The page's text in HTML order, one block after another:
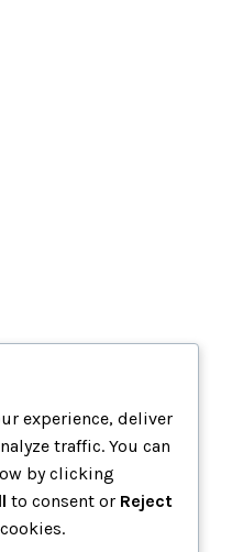
experience, deliver
traffic. You can
by clicking
to consent or Reject